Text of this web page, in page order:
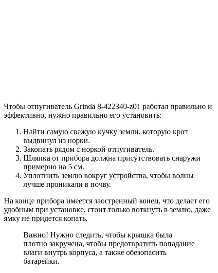
Чтобы отпугиватель Grinda 8-422340-z01 работал правильно и
эффективно, нужно правильно его установить:
Найти самую свежую кучку земли, которую крот
выдвинул из норки.
Закопать рядом с норкой отпугиватель.
Шляпка от прибора должна присутствовать снаружи
примерно на 5 см.
Уплотнить землю вокруг устройства, чтобы волны
лучше проникали в почву.
На конце прибора имеется заостренный конец, что делает его
удобным при установке, стоит только воткнуть в землю, даже
ямку не придется копать.
Важно! Нужно следить, чтобы крышка была
плотно закручена, чтобы предотвратить попадание
влаги внутрь корпуса, а также обезопасить
батарейки.